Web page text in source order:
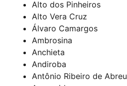
Alto dos Pinheiros
Alto Vera Cruz
Álvaro Camargos
Ambrosina
Anchieta
Andiroba
Antônio Ribeiro de Abreu